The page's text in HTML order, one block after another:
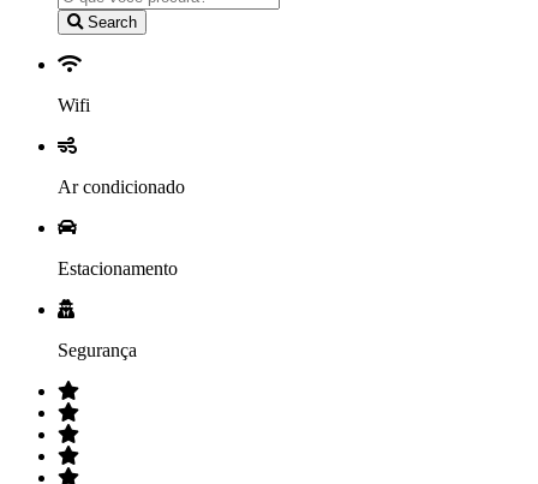
Search
Wifi
Ar condicionado
Estacionamento
Segurança